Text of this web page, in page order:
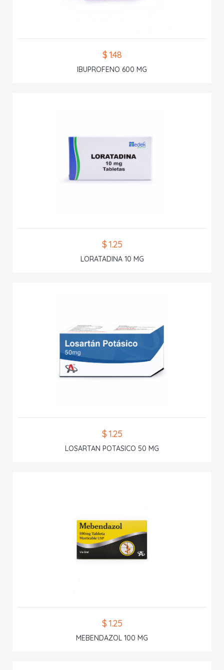
$ 1.48
IBUPROFENO 600 MG
$ 1.25
LORATADINA 10 MG
$ 1.25
LOSARTAN POTASICO 50 MG
$ 1.25
MEBENDAZOL 100 MG